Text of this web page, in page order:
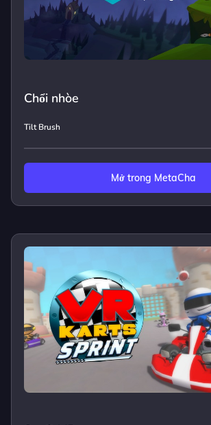
Chổi nhòe
Tilt Brush
Mở trong MetaCha